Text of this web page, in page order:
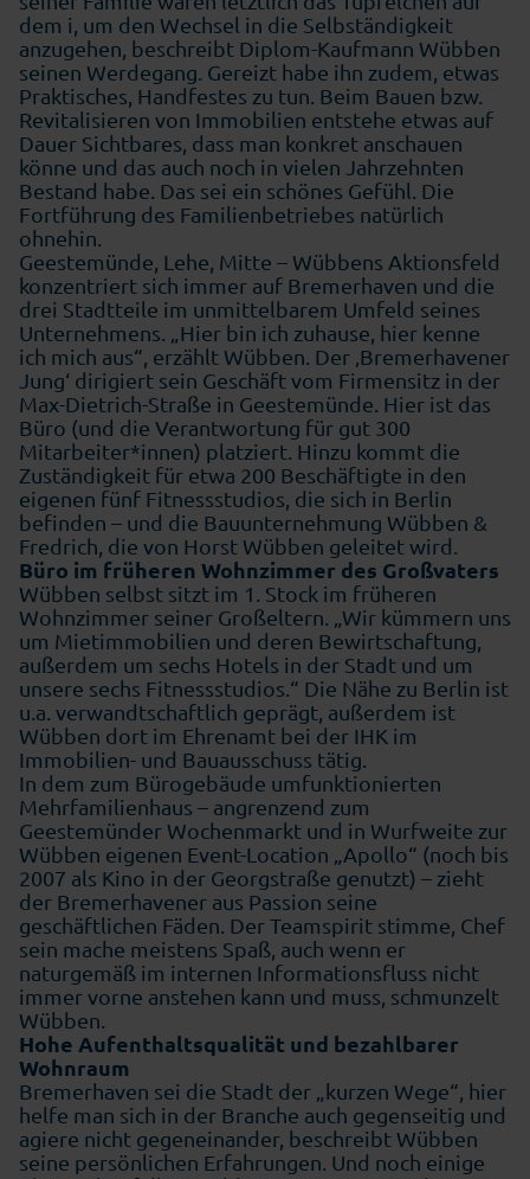
dem i, um den Wechsel in die Selbständigkeit
anzugehen, beschreibt Diplom-Kaufmann Wübben
seinen Werdegang. Gereizt habe ihn zudem, etwas
Praktisches, Handfestes zu tun. Beim Bauen bzw.
Revitalisieren von Immobilien entstehe etwas auf
Dauer Sichtbares, dass man konkret anschauen
könne und das auch noch in vielen Jahrzehnten
Bestand habe. Das sei ein schönes Gefühl. Die
Fortführung des Familienbetriebes natürlich
ohnehin.
Geestemünde, Lehe, Mitte – Wübbens Aktionsfeld
konzentriert sich immer auf Bremerhaven und die
drei Stadtteile im unmittelbarem Umfeld seines
Unternehmens. „Hier bin ich zuhause, hier kenne
ich mich aus“, erzählt Wübben. Der ‚Bremerhavener
Jung‘ dirigiert sein Geschäft vom Firmensitz in der
Max-Dietrich-Straße in Geestemünde. Hier ist das
Büro (und die Verantwortung für gut 300
Mitarbeiter*innen) platziert. Hinzu kommt die
Zuständigkeit für etwa 200 Beschäftigte in den
eigenen fünf Fitnessstudios, die sich in Berlin
befinden – und die Bauunternehmung Wübben &
Fredrich, die von Horst Wübben geleitet wird.
Büro im früheren Wohnzimmer des Großvaters
Wübben selbst sitzt im 1. Stock im früheren
Wohnzimmer seiner Großeltern. „Wir kümmern uns
um Mietimmobilien und deren Bewirtschaftung,
außerdem um sechs Hotels in der Stadt und um
unsere sechs Fitnessstudios.“ Die Nähe zu Berlin ist
u.a. verwandtschaftlich geprägt, außerdem ist
Wübben dort im Ehrenamt bei der IHK im
Immobilien- und Bauausschuss tätig.
In dem zum Bürogebäude umfunktionierten
Mehrfamilienhaus – angrenzend zum
Geestemünder Wochenmarkt und in Wurfweite zur
Wübben eigenen Event-Location „Apollo“ (noch bis
2007 als Kino in der Georgstraße genutzt) – zieht
der Bremerhavener aus Passion seine
geschäftlichen Fäden. Der Teamspirit stimme, Chef
sein mache meistens Spaß, auch wenn er
naturgemäß im internen Informationsfluss nicht
immer vorne anstehen kann und muss, schmunzelt
Wübben.
Hohe Aufenthaltsqualität und bezahlbarer
Wohnraum
Bremerhaven sei die Stadt der „kurzen Wege“, hier
helfe man sich in der Branche auch gegenseitig und
agiere nicht gegeneinander, beschreibt Wübben
seine persönlichen Erfahrungen. Und noch einige